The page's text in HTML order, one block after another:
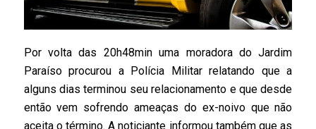
Por volta das 20h48min uma moradora do Jardim
Paraíso procurou a Polícia Militar relatando que a
alguns dias terminou seu relacionamento e que desde
então vem sofrendo ameaças do ex-noivo que não
aceita o término. A noticiante informou também que as